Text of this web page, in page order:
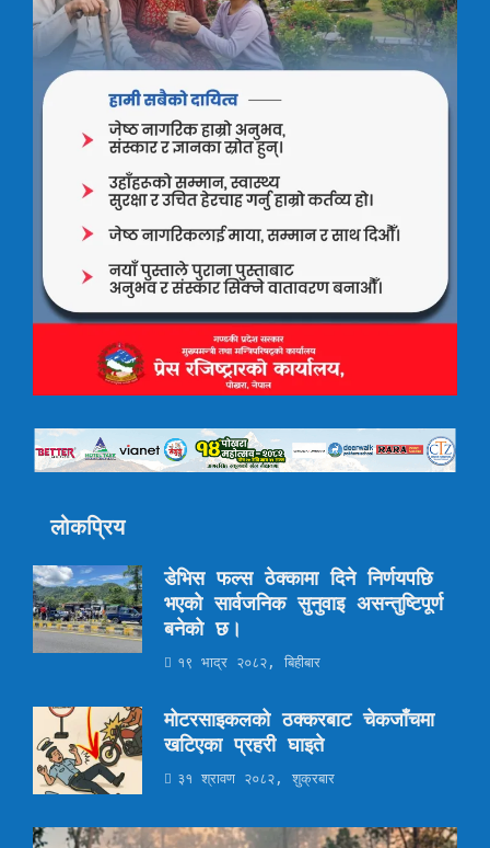
लोकप्रिय
डेभिस फल्स ठेक्कामा दिने निर्णयपछि
भएको सार्वजनिक सुनुवाइ असन्तुष्टिपूर्ण
बनेको छ।
१९ भाद्र २०८२, बिहीबार
मोटरसाइकलको ठक्करबाट चेकजाँचमा
खटिएका प्रहरी घाइते
३१ श्रावण २०८२, शुक्रबार